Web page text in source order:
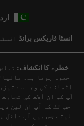
انسٹا فاریکس برانڈ
خطرے کا انکشاف:
خطرہ ہوتا ہے۔
اٹھانے کی وجہ سے
آپ کو ان آلات کی
جب تک کہ آپ ان لین
لیتے جس میں آپ داخل